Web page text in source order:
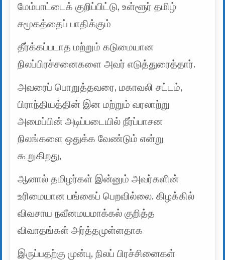
மேம்பாட்டைக் குறிப்பிட்டு, உள்ளூர் தமிழ்
சமூகத்தைப் பாதிக்கும்
தீர்க்கப்படாத மற்றும் கடுமையான
நிலப்பிரச்சனைகளை அவர் எடுத்துரைத்தார்.
அவரைப் பொறுத்தவரை, மகாவலி சட்டம்,
பிராந்தியத்தின் இன மற்றும் வரலாற்று
அமைப்பின் அடிப்படையில் நீர்ப்பாசன
நிலங்களை ஒதுக்க வேண்டும் என்று
கூறுகிறது,
ஆனால் தமிழர்கள் இன்னும் அவர்களின்
உரிமையான பங்கைப் பெறவில்லை. கிழக்கில்
விவசாய நவீனமயமாக்கல் குறித்த
விவாதங்கள் அர்த்தமுள்ளதாக
இருப்பதற்கு முன்பு, நிலப் பிரச்சினைகள்